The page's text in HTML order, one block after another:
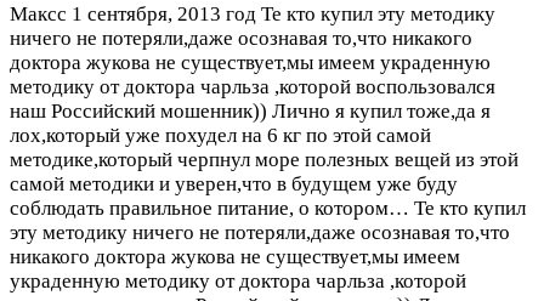
Максс 1 сентября, 2013 год Те кто купил эту методику
ничего не потеряли,даже осознавая то,что никакого
доктора жукова не существует,мы имеем украденную
методику от доктора чарльза ,которой воспользовался
наш Российский мошенник)) Лично я купил тоже,да я
лох,который уже похудел на 6 кг по этой самой
методике,который черпнул море полезных вещей из этой
самой методики и уверен,что в будущем уже буду
соблюдать правильное питание, о котором… Те кто купил
эту методику ничего не потеряли,даже осознавая то,что
никакого доктора жукова не существует,мы имеем
украденную методику от доктора чарльза ,которой